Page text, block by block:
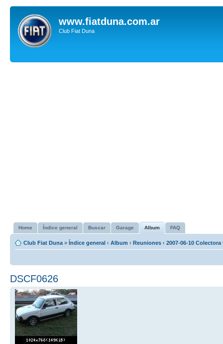
www.fiatduna.com.ar
Club Fiat Duna
Home Índice general Buscar Garage Album FAQ
Club Fiat Duna » Índice general ‹ Album ‹ Reuniones ‹ 2007-06-10 Colectora
DSCF0626